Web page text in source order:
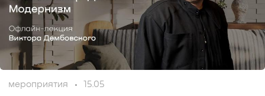
мероприятия 15.05